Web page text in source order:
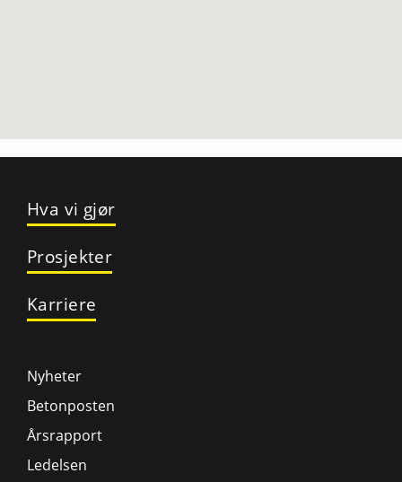
Hva vi gjør
Prosjekter
Karriere
Nyheter
Betonposten
Årsrapport
Ledelsen